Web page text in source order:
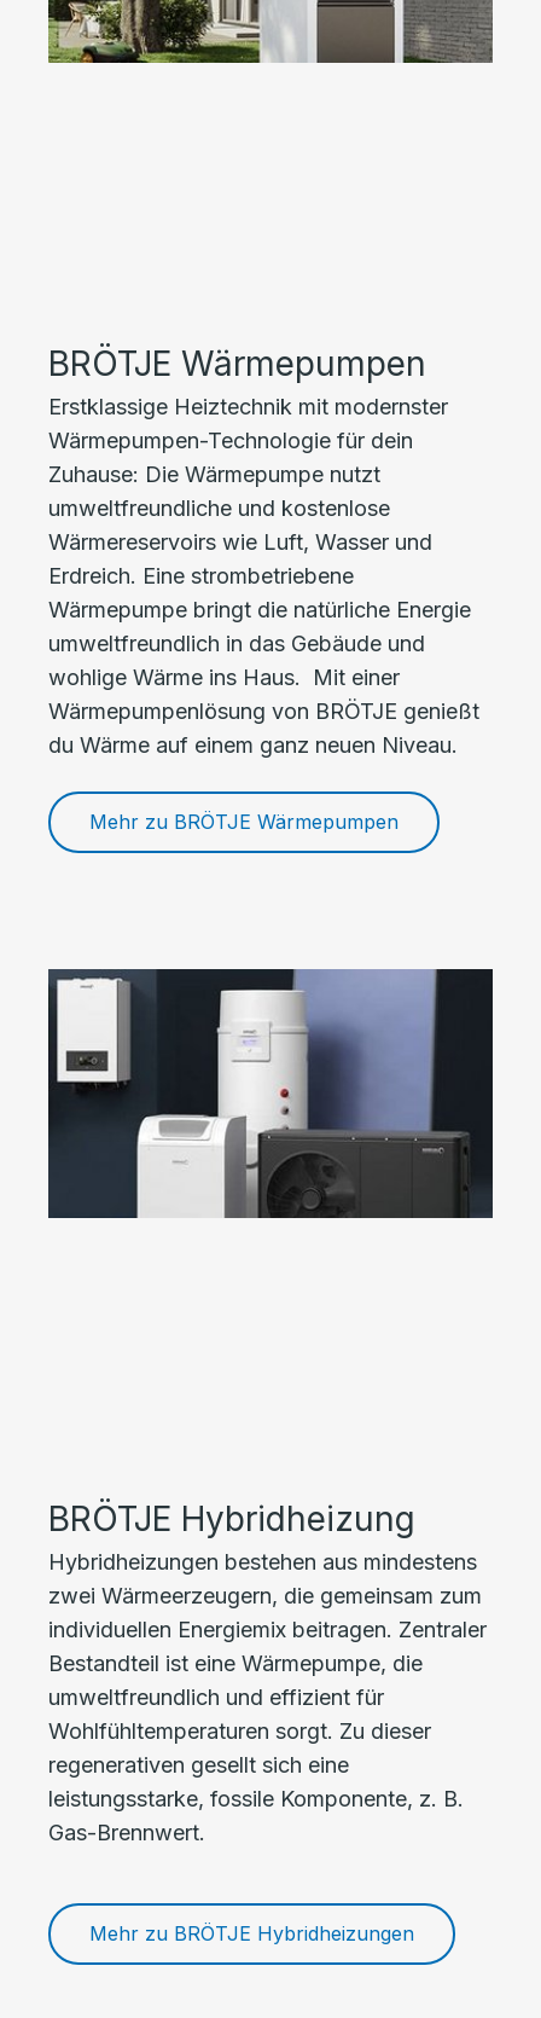
BRÖTJE Wärmepumpen
Erstklassige Heiztechnik mit modernster
Wärmepumpen-Technologie für dein
Zuhause: Die Wärmepumpe nutzt
umweltfreundliche und kostenlose
Wärmereservoirs wie Luft, Wasser und
Erdreich. Eine strombetriebene
Wärmepumpe bringt die natürliche Energie
umweltfreundlich in das Gebäude und
wohlige Wärme ins Haus. Mit einer
Wärmepumpenlösung von BRÖTJE genießt
du Wärme auf einem ganz neuen Niveau.
Mehr zu BRÖTJE Wärmepumpen
BRÖTJE Hybridheizung
Hybridheizungen bestehen aus mindestens
zwei Wärmeerzeugern, die gemeinsam zum
individuellen Energiemix beitragen. Zentraler
Bestandteil ist eine Wärmepumpe, die
umweltfreundlich und effizient für
Wohlfühltemperaturen sorgt. Zu dieser
regenerativen gesellt sich eine
leistungsstarke, fossile Komponente, z. B.
Gas-Brennwert.
Mehr zu BRÖTJE Hybridheizungen